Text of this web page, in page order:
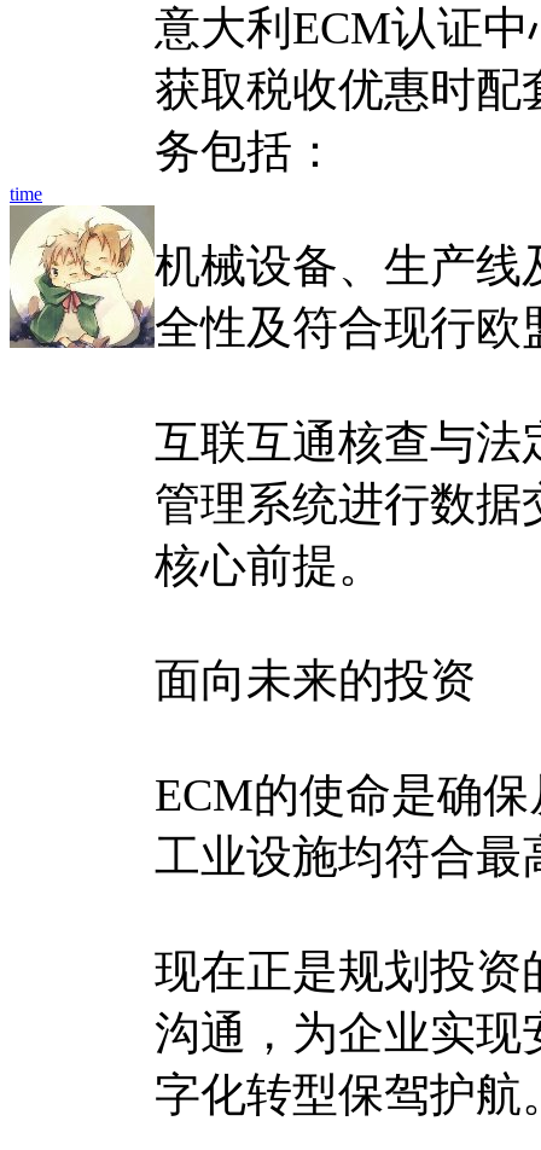
time
意大利ECM认证
获取税收优惠时配
务包括：
机械设备、生产线
全性及符合现行欧
互联互通核查与法
管理系统进行数据
核心前提。
面向未来的投资
ECM的使命是确
工业设施均符合最
现在正是规划投资
沟通，为企业实现
字化转型保驾护航